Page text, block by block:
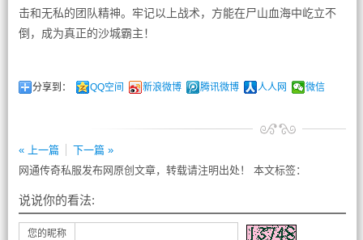
击和无私的团队精神。牢记以上战术，方能在尸山血海中屹立不
倒，成为真正的沙城霸主！
分享到： QQ空间 新浪微博 腾讯微博 人人网 微信
« 上一篇
下一篇 »
网通传奇私服发布网原创文章，转载请注明出处！ 本文标签：
说说你的看法:
您的昵称